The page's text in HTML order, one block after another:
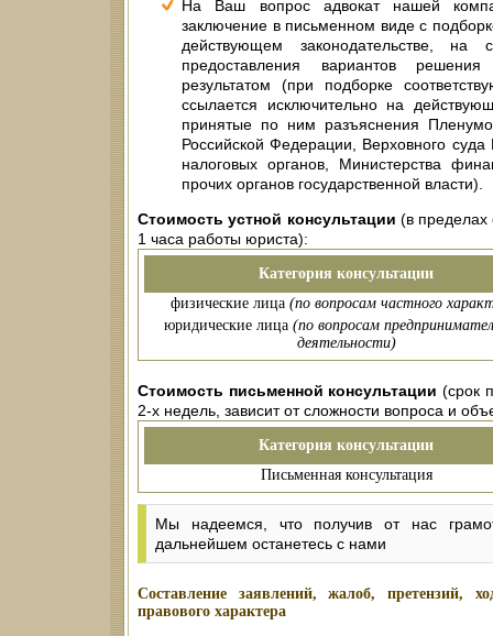
На Ваш вопрос адвокат нашей
заключение в письменном виде с
действующем законодательстве, на
предоставления вариантов
результатом (при подборке
ссылается исключительно на
принятые по ним разъяснения
Российской Федерации, Верховного
налоговых органов, Министерства
прочих органов государственной власти).
Стоимость устной консультации (в пределах
1 часа работы юриста):
Категория консультации
физические лица (по вопросам частного
юридические лица (по вопросам
деятельности)
Стоимость письменной консультации (срок
2-х недель, зависит от сложности вопроса и
Категория консультации
Письменная консультация
Мы надеемся, что получив от нас
дальнейшем останетесь с нами
Составление заявлений, жалоб, претензий,
правового характера